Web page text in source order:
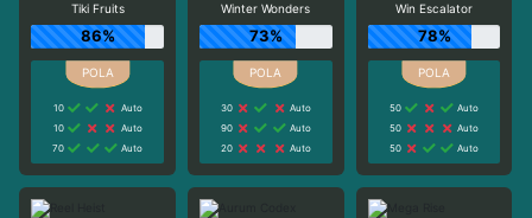
Tiki Fruits
86%
10
Auto
10
Auto
70
Auto
Winter Wonders
73%
30
Auto
90
Auto
20
Auto
Win Escalator
78%
50
Auto
50
Auto
50
Auto